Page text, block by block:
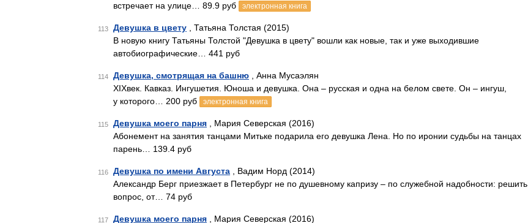
встречает на улице… 89.9 руб
электронная книга
113 Девушка в цвету , Татьяна Толстая (2015)
В новую книгу Татьяны Толстой "Девушка в цвету" вошли как новые, так и уже выходившие
автобиографические… 441 руб
114 Девушка, смотрящая на башню , Анна Мусаэлян
XIXвек. Кавказ. Ингушетия. Юноша и девушка. Она – русская и одна на белом свете. Он – ингуш,
у которого… 200 руб
электронная книга
115 Девушка моего парня , Мария Северская (2016)
Абонемент на занятия танцами Митьке подарила его девушка Лена. Но по иронии судьбы на танцах
парень… 139.4 руб
116 Девушка по имени Августа , Вадим Норд (2014)
Александр Берг приезжает в Петербург не по душевному капризу – по служебной надобности: решить
вопрос, от… 74 руб
117 Девушка моего парня , Мария Северская (2016)